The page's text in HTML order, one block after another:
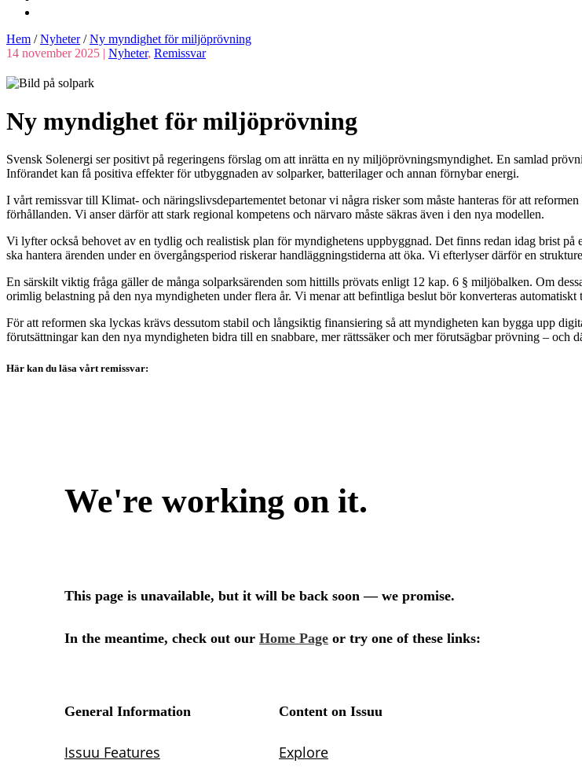
Hem /Nyheter/Ny myndighet för miljö­prövning
14 november 2025 | Nyheter, Remissvar
Ny myndighet för miljö­prövning
Svensk Solenergi ser positivt på regeringens förslag om att inrätta en ny miljöprövningsmyndighet. En samlad
Införandet kan få positiva effekter för utbyggnaden av solparker, batterilager och annan förnybar energi.
I vårt remissvar till Klimat- och näringslivsdepartementet betonar vi några risker som måste hanteras för att
förhållanden. Vi anser därför att stark regional kompetens och närvaro måste säkras även i den nya modellen.
Vi lyfter också behovet av en tydlig och realistisk plan för myndighetens uppbyggnad. Det finns redan idag brist
ska hantera ärenden under en övergångsperiod riskerar handläggningstiderna att öka. Vi efterlyser därför en
En särskilt viktig fråga gäller de många solparksärenden som hittills prövats enligt 12 kap. 6 § miljöbalken. Om
orimlig belastning på den nya myndigheten under flera år. Vi menar att befintliga beslut bör konverteras
För att reformen ska lyckas krävs dessutom stabil och långsiktig finansiering så att myndigheten kan bygga upp
förutsättningar kan den nya myndigheten bidra till en snabbare, mer rättssäker och mer förutsägbar prövning – och
Här kan du läsa vårt remissvar: